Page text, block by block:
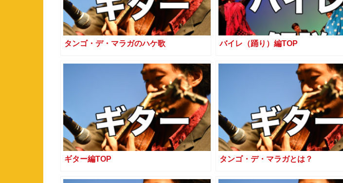
タンゴ・デ・マラガのハケ歌 バイレ（踊り）編TOP
ギター編TOP タンゴ・デ・マラガとは？